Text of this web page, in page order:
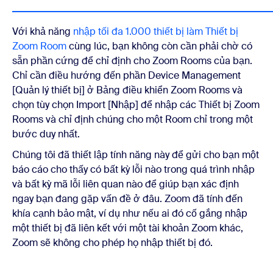
Với khả năng nhập tối đa 1.000 thiết bị làm Thiết bị
Zoom Roomcùng lúc, bạn không còn cần phải chờ có
sẵn phần cứng để chỉ định cho Zoom Rooms của bạn.
Chỉ cần điều hướng đến phần Device Management
[Quản lý thiết bị] ở Bảng điều khiển Zoom Rooms và
chọn tùy chọn Import [Nhập] để nhập các Thiết bị Zoom
Rooms và chỉ định chúng cho một Room chỉ trong một
bước duy nhất.
Chúng tôi đã thiết lập tính năng này để gửi cho bạn một
báo cáo cho thấy có bất kỳ lỗi nào trong quá trình nhập
và bất kỳ mã lỗi liên quan nào để giúp bạn xác định
ngay bạn đang gặp vấn đề ở đâu. Zoom đã tính đến
khía cạnh bảo mật, ví dụ như nếu ai đó cố gắng nhập
một thiết bị đã liên kết với một tài khoản Zoom khác,
Zoom sẽ không cho phép họ nhập thiết bị đó.